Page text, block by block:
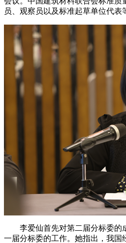
员、观察员以及标准起草单位代表
李爱仙首先对第二届分标委的
一届分标委的工作。她指出，我国